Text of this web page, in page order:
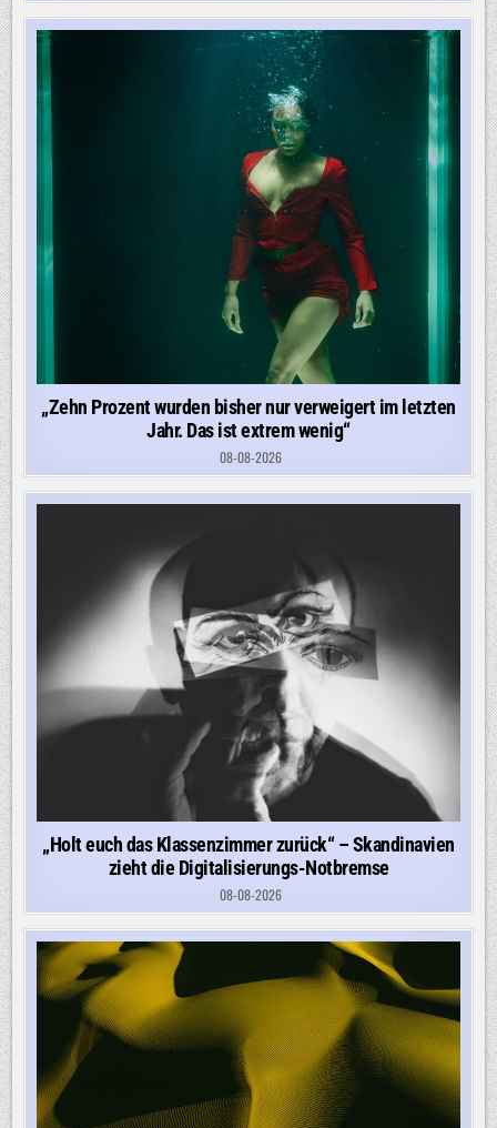
„Zehn Prozent wurden bisher nur verweigert im letzten
Jahr. Das ist extrem wenig“
08-08-2026
„Holt euch das Klassenzimmer zurück“ – Skandinavien
zieht die Digitalisierungs-Notbremse
08-08-2026